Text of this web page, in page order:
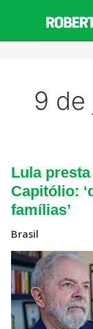
o
9 de
Lula
Capitólio:
famílias’
Brasil